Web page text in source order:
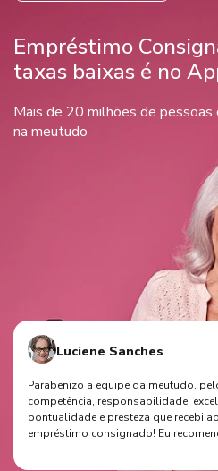
Empréstimo
taxas baixas é no
Mais de 20 milhões de pessoas
na meutudo
Luciene Sanches
Parabenizo a equipe da meutudo.
competência, responsabilidade,
pontualidade e presteza que recebi
empréstimo consignado! Eu